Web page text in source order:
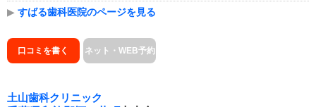
▶ すばる歯科医院のページを見る
口コミを書く ネット・WEB予約
土山歯科クリニック